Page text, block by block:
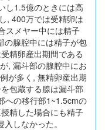
し1.5億のときには高
, 400万では受精卵は
スメヤー中には精子
の腺腔中には精子が包
精卵産出期間である
, 漏斗部の腺腔中にお
が多く, 無精卵産出期
包蔵する腺は漏斗部
への移行部1~1.5cmの
精した場合にも精子
しなかった。